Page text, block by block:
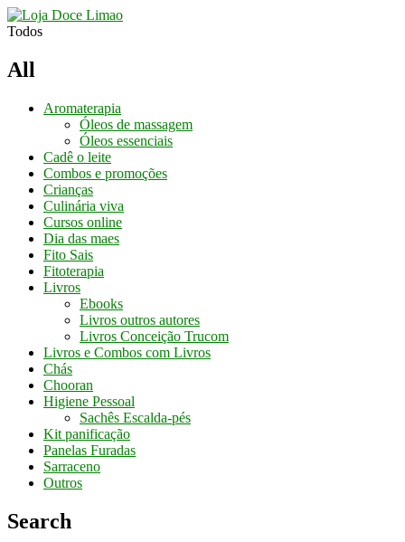
Todos
All
Aromaterapia
Óleos de massagem
Óleos essenciais
Cadê o leite
Combos e promoções
Crianças
Culinária viva
Cursos online
Dia das maes
Fito Sais
Fitoterapia
Livros
Ebooks
Livros outros autores
Livros Conceição Trucom
Livros e Combos com Livros
Chás
Chooran
Higiene Pessoal
Sachês Escalda-pés
Kit panificação
Panelas Furadas
Sarraceno
Outros
Search